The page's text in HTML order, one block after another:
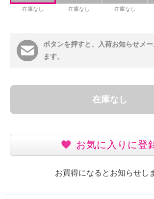
在庫なし 在庫なし 在庫なし
ボタンを押すと、入荷お知らせメ
ます。
在庫なし
お気に入りに登
お買得になるとお知らせし